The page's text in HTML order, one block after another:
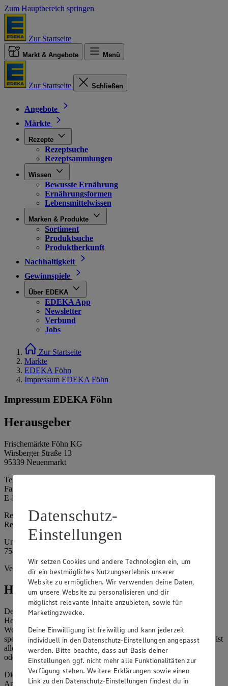
Zum Hauptbereich springen
Zur Startseite
Markt & Angebote Menü
Zur Startseite Schließen
Angebote
Märkte
Rezepte
Rezeptsuche
Rezeptsammlungen
Wissen
Bewusste Ernährung
Ernährungsformen
Lebensmittelwissen
Marken & Produkte
Sortiment
Produktsuche
Produktherkunft
Nachhaltigkeit
Gewinnspiele
Über EDEKA
EDEKA App
Newsletter
Verbund
Jobs
Zur Startseite
Märkte
EDEKA Föhn
Impressum EDEKA Föhn
Impressum EDEKA Föhn
Herausgeber
Frischemärkte Föhn KG
Wirsberger Straße 13
95339 Neuenmarkt
Telefon: 09227 4736
Fax: 09227 9409253
E-Mail: edeka.foehn@t-online.de
Registergericht: Amtsgericht Bayreuth
Registernummer: HRA 4674
Umsatzsteuer-Identifikationsnummer gem. § 27a UStG: DE 349
754 142
Vertretungsberechtigte: -
Hinweise
Der Inhalt dieser Website ist urheberrechtlich geschützt. Der
Herausgeber gewährt Ihnen jedoch das Recht, den auf dieser
Website bereitgestellten Text ganz oder ausschnittsweise zu
speichern und zu vervielfältigen. Aus Gründen des Urheberrechts ist
allerdings die Speicherung und Vervielfältigung von Bildmaterial
oder Grafiken aus dieser Website nicht gestattet.
Die verantwortliche Stelle ist nicht für die Inhalte der versendeten
Angebotsinformationen verantwortlich. Firma und Anschriften
Datenschutz-
Einstellungen
Wir setzen Cookies und andere Technologien ein, um
dir ein bestmögliches Nutzungserlebnis unserer
Website zu ermöglichen. Wir verwenden deine Daten,
um unsere Website zu personalisieren und dir
möglichst relevante Inhalte anzubieten, sowie für
Marketingzwecke.
Deine Einwilligung ist freiwillig und kann jederzeit
individuell in den Datenschutz-Einstellungen angepasst
werden. Bitte beachte, dass auf Basis deiner
Einstellungen ggf. nicht mehr alle Funktionalitäten zur
Verfügung stehen. Weitere Erklärungen sowie einen
Link zu den Datenschutz-Einstellungen findest du in